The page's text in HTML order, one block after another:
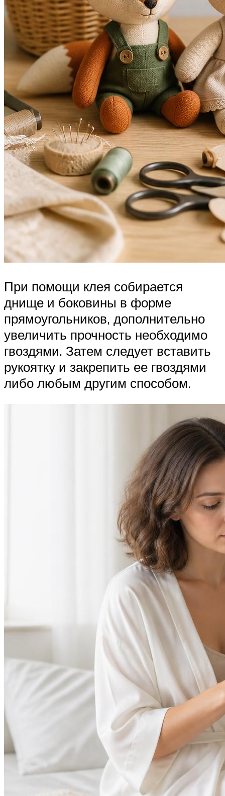
При помощи клея собирается
днище и боковины в форме
прямоугольников, дополнительно
увеличить прочность необходимо
гвоздями. Затем следует вставить
рукоятку и закрепить ее гвоздями
либо любым другим способом.